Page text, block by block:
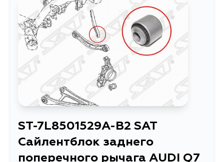
ST-7L8501529A-B2 SAT
Сайлентблок заднего
поперечного рычага AUDI Q7